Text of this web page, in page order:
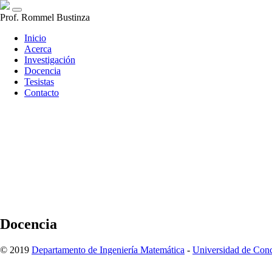
Prof. Rommel Bustinza
Inicio(actual)
Acerca
Investigación
Docencia
Tesistas
Contacto
Docencia
© 2019 Departamento de Ingeniería Matemática - Universidad de